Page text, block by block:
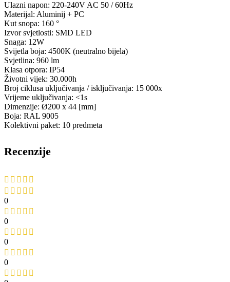
Ulazni napon: 220-240V AC 50 / 60Hz
Materijal: Aluminij + PC
Kut snopa: 160 °
Izvor svjetlosti: SMD LED
Snaga: 12W
Svijetla boja: 4500K (neutralno bijela)
Svjetlina: 960 lm
Klasa otpora: IP54
Životni vijek: 30.000h
Broj ciklusa uključivanja / isključivanja: 15 000x
Vrijeme uključivanja: <1s
Dimenzije: Ø200 x 44 [mm]
Boja: RAL 9005
Kolektivni paket: 10 predmeta
Recenzije
0
0
0
0